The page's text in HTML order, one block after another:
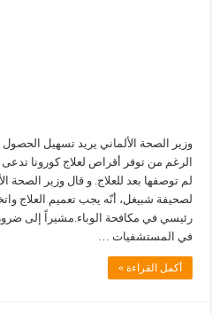
وزير الصحة الألماني يريد تسهيل الحصول
لم توصفها بعد للعلاج. و قال وزير الصحة
لصحيفة شبيغل، أنّه يجب تعميم العلاج
رئيسي في مكافحة الوباء.مشيراً إلى
في المستشفيات …
أكمل القراءة »